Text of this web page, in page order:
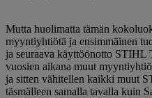
Mutta huolimatta tämän
myyntiyhtiötä ja ensimmäinen
ja seuraava käyttöönotto STIHL
vuosien aikana muut
ja sitten vähitellen kaikki muut
täsmälleen samalla tavalla kuin